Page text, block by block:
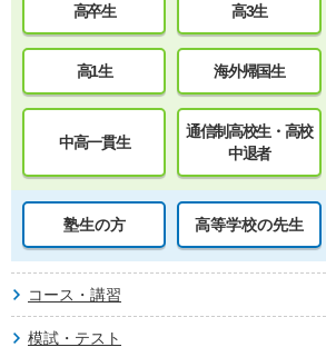
高卒生 高3生
高1生 海外帰国生
中高一貫生
通信制高校生・高校
中退者
塾生の方 高等学校の先生
コース・講習
模試・テスト